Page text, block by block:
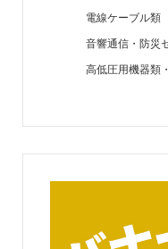
電線ケーブル類
音響通信・防災
高低圧用機器類